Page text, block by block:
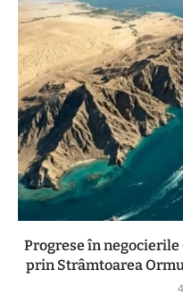
Progrese în
prin Strâmtoarea